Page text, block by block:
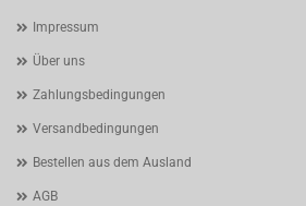
Impressum
Über uns
Zahlungsbedingungen
Versandbedingungen
Bestellen aus dem Ausland
AGB